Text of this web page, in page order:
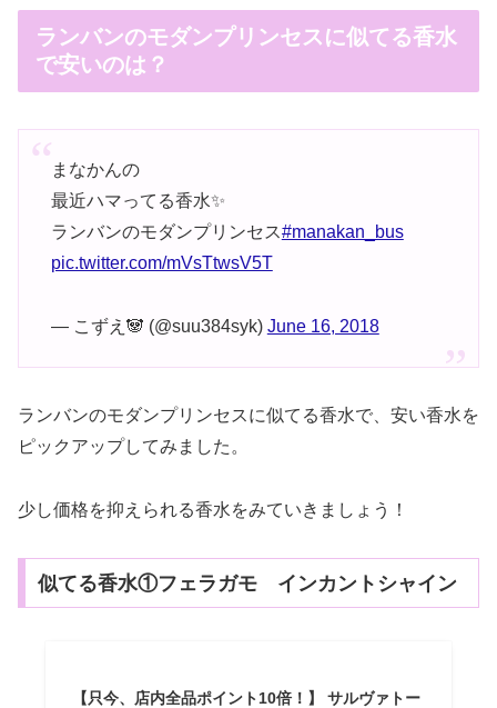
ランバンのモダンプリンセスに似てる香水
で安いのは？
まなかんの
最近ハマってる香水✨
ランバンのモダンプリンセス#manakan_bus
pic.twitter.com/mVsTtwsV5T
— こずえ🐼 (@suu384syk) June 16, 2018
ランバンのモダンプリンセスに似てる香水で、安い香水を
ピックアップしてみました。
少し価格を抑えられる香水をみていきましょう！
似てる香水①フェラガモ インカントシャイン
【只今、店内全品ポイント10倍！】 サルヴァトー